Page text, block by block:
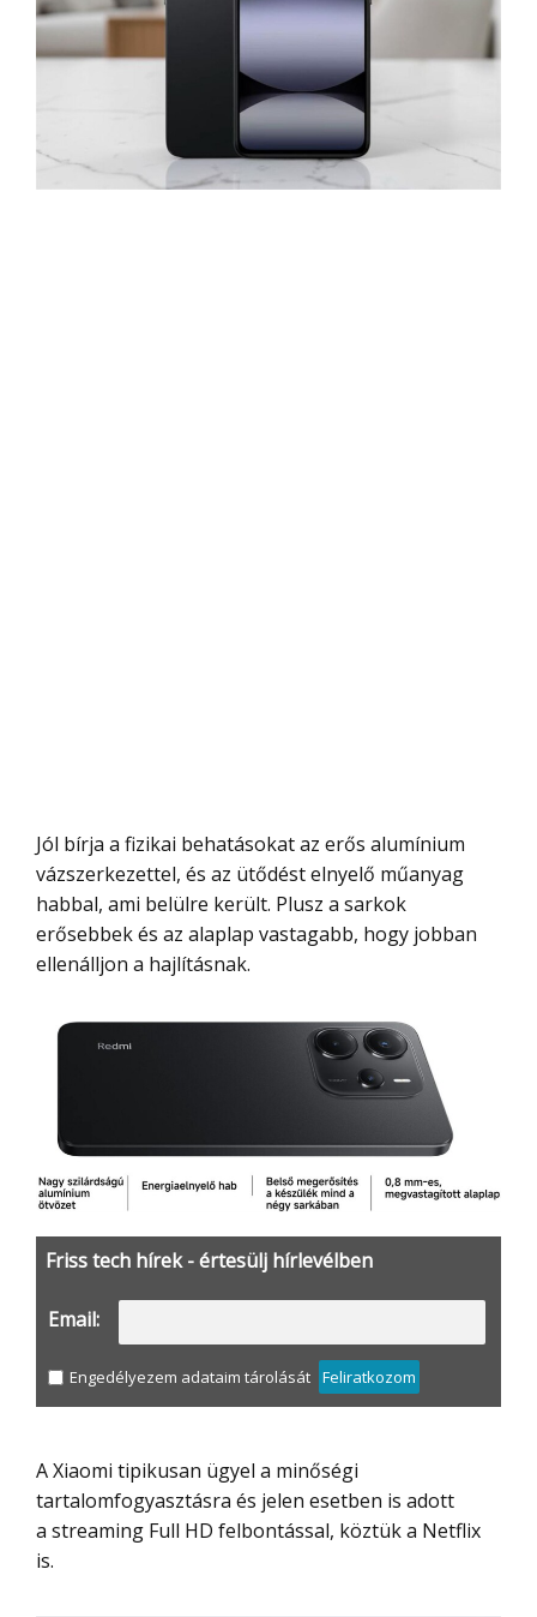
Jól bírja a fizikai behatásokat az erős alumínium
vázszerkezettel, és az ütődést elnyelő műanyag
habbal, ami belülre került. Plusz a sarkok
erősebbek és az alaplap vastagabb, hogy jobban
ellenálljon a hajlításnak.
Friss tech hírek - értesülj hírlevélben
Email:
Engedélyezem adataim tárolását Feliratkozom
A Xiaomi tipikusan ügyel a minőségi
tartalomfogyasztásra és jelen esetben is adott
a streaming Full HD felbontással, köztük a Netflix
is.